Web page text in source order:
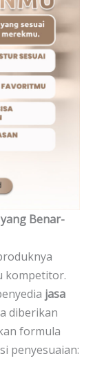
Benar-
kompetitor.
jasa
diberikan
formula
penyesuaian: